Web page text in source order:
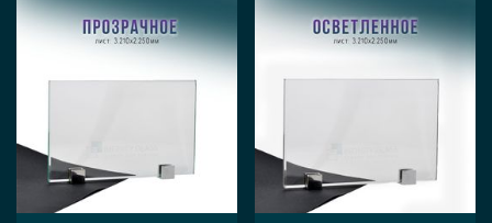
гарантируем доступные цены, контролируем
Виды